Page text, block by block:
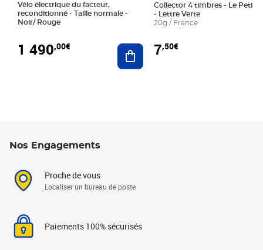
Vélo électrique du facteur,
reconditionné - Taille normale -
Noir/ Rouge
1 490,00€ Ajouter au panier
Collector 4 timbres - Le Petit
- Lettre Verte
20g / France
7,50€
Nos Engagements
Proche de vous
Localiser un bureau de poste
Paiements 100% sécurisés